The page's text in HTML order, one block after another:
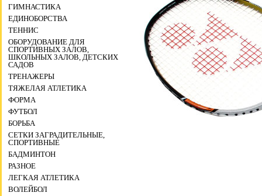
ГИМНАСТИКА
ЕДИНОБОРСТВА
ТЕННИС
ОБОРУДОВАНИЕ ДЛЯ
СПОРТИВНЫХ ЗАЛОВ,
ШКОЛЬНЫХ ЗАЛОВ, ДЕТСКИХ
САДОВ
ТРЕНАЖЕРЫ
ТЯЖЕЛАЯ АТЛЕТИКА
ФОРМА
ФУТБОЛ
БОРЬБА
СЕТКИ ЗАГРАДИТЕЛЬНЫЕ,
СПОРТИВНЫЕ
БАДМИНТОН
РАЗНОЕ
ЛЕГКАЯ АТЛЕТИКА
ВОЛЕЙБОЛ